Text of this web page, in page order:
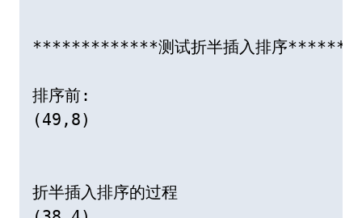
*************测试折半插入排序
排序前:
(49,8)
折半插入排序的过程